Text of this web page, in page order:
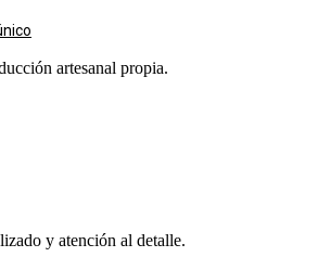
artesanal propia.
y atención al detalle.